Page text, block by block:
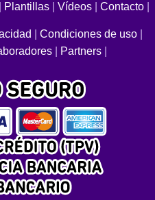
Plantillas Vídeos Contacto
Condiciones de uso
Partners